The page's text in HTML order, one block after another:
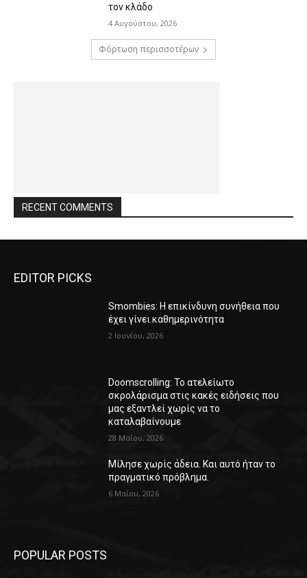
τον κλάδο
4 Αυγούστου, 2026
Φόρτωση περισσοτέρων
RECENT COMMENTS
EDITOR PICKS
Smombies: Η επικίνδυνη συνήθεια που
έχει γίνει καθημερινότητα
2 Ιουνίου, 2026
Doomscrolling: Το ατελείωτο
σκρολάρισμα στις κακές ειδήσεις που
μας εξαντλεί χωρίς να το
καταλαβαίνουμε
28 Μαΐου, 2026
Μίλησε χωρίς άδεια. Και αυτό ήταν το
πραγματικό πρόβλημα.
6 Μαΐου, 2026
POPULAR POSTS